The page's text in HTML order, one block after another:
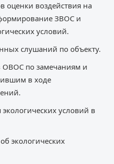
оценки воздействия на
ЗВОС и
условий.
слушаний по объекту.
ОВОС по замечаниям и
в ходе
условий в
экологических